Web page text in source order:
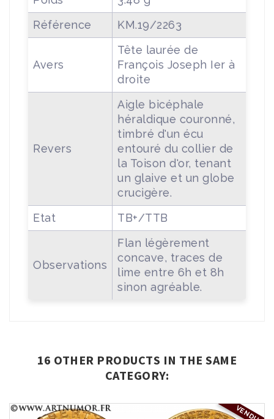
Référence
KM.19/2263
Avers
Tête laurée de
François Joseph Ier à
droite
Revers
Aigle bicéphale
héraldique couronné,
timbré d'un écu
entouré du collier de
la Toison d'or, tenant
un glaive et un globe
crucigère.
Etat
TB+/TTB
Observations
Flan légèrement
concave, traces de
lime entre 6h et 8h
sinon agréable.
16 OTHER PRODUCTS IN THE SAME
CATEGORY:
VENDU